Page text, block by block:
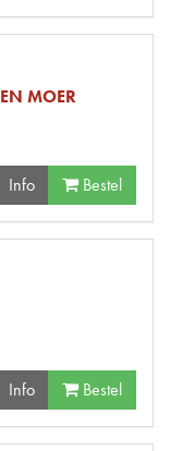
MOER
Info Bestel
Info Bestel